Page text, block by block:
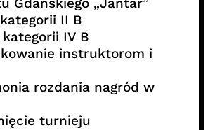
Gdańskiego „Jantar”
II B
IV B
instruktorom i
rozdania nagród w
turnieju